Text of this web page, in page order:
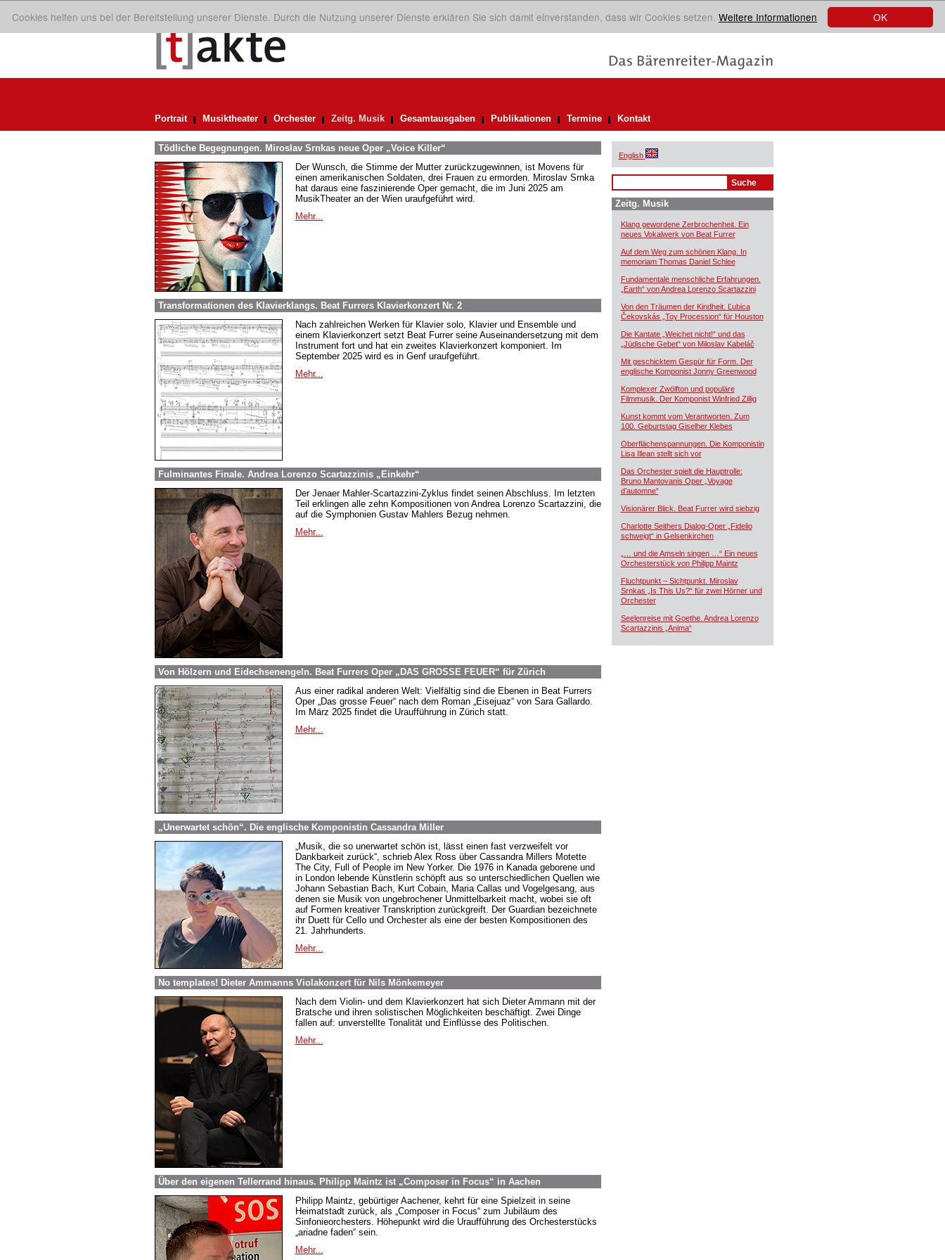
OK
Cookies helfen uns bei der Bereitstellung unserer Dienste. Durch die Nutzung unserer Dienste erklären Sie sich damit einverstanden, dass wir Cookies setzen. Weitere Informationen
Portrait Musiktheater Orchester Zeitg. Musik Gesamtausgaben Publikationen Termine Kontakt
Tödliche Begegnungen. Miroslav Srnkas neue Oper „Voice Killer“
Der Wunsch, die Stimme der Mutter zurückzugewinnen, ist Movens für
einen amerikanischen Soldaten, drei Frauen zu ermorden. Miroslav Srnka
hat daraus eine faszinierende Oper gemacht, die im Juni 2025 am
MusikTheater an der Wien uraufgeführt wird.
Mehr...
Transformationen des Klavierklangs. Beat Furrers Klavierkonzert Nr. 2
Nach zahlreichen Werken für Klavier solo, Klavier und Ensemble und
einem Klavierkonzert setzt Beat Furrer seine Auseinandersetzung mit dem
Instrument fort und hat ein zweites Klavierkonzert komponiert. Im
September 2025 wird es in Genf uraufgeführt.
Mehr...
Fulminantes Finale. Andrea Lorenzo Scartazzinis „Einkehr“
Der Jenaer Mahler-Scartazzini-Zyklus findet seinen Abschluss. Im letzten
Teil erklingen alle zehn Kompositionen von Andrea Lorenzo Scartazzini, die
auf die Symphonien Gustav Mahlers Bezug nehmen.
Mehr...
Von Hölzern und Eidechsenengeln. Beat Furrers Oper „DAS GROSSE FEUER“ für Zürich
Aus einer radikal anderen Welt: Vielfältig sind die Ebenen in Beat Furrers
Oper „Das grosse Feuer“ nach dem Roman „Eisejuaz“ von Sara Gallardo.
Im März 2025 findet die Uraufführung in Zürich statt.
Mehr...
„Unerwartet schön“. Die englische Komponistin Cassandra Miller
„Musik, die so unerwartet schön ist, lässt einen fast verzweifelt vor
Dankbarkeit zurück“, schrieb Alex Ross über Cassandra Millers Motette
The City, Full of People im New Yorker. Die 1976 in Kanada geborene und
in London lebende Künstlerin schöpft aus so unterschiedlichen Quellen wie
Johann Sebastian Bach, Kurt Cobain, Maria Callas und Vogelgesang, aus
denen sie Musik von ungebrochener Unmittelbarkeit macht, wobei sie oft
auf Formen kreativer Transkription zurückgreift. Der Guardian bezeichnete
ihr Duett für Cello und Orchester als eine der besten Kompositionen des
21. Jahrhunderts.
Mehr...
No templates! Dieter Ammanns Violakonzert für Nils Mönkemeyer
Nach dem Violin- und dem Klavierkonzert hat sich Dieter Ammann mit der
Bratsche und ihren solistischen Möglichkeiten beschäftigt. Zwei Dinge
fallen auf: unverstellte Tonalität und Einflüsse des Politischen.
Mehr...
Über den eigenen Tellerrand hinaus. Philipp Maintz ist „Composer in Focus“ in Aachen
Philipp Maintz, gebürtiger Aachener, kehrt für eine Spielzeit in seine
Heimatstadt zurück, als „Composer in Focus“ zum Jubiläum des
Sinfonieorchesters. Höhepunkt wird die Uraufführung des Orchesterstücks
„ariadne faden“ sein.
Mehr...
English
Zeitg. Musik
Klang gewordene Zerbrochenheit. Ein
neues Vokalwerk von Beat Furrer
Auf dem Weg zum schönen Klang. In
memoriam Thomas Daniel Schlee
Fundamentale menschliche Erfahrungen.
„Earth“ von Andrea Lorenzo Scartazzini
Von den Träumen der Kindheit. Ľubica
Čekovskás „Toy Procession“ für Houston
Die Kantate „Weichet nicht!“ und das
„Jüdische Gebet“ von Miloslav Kabeláč
Mit geschicktem Gespür für Form. Der
englische Komponist Jonny Greenwood
Komplexer Zwölfton und populäre
Filmmusik. Der Komponist Winfried Zillig
Kunst kommt vom Verantworten. Zum
100. Geburtstag Giselher Klebes
Oberflächenspannungen. Die Komponistin
Lisa Illean stellt sich vor
Das Orchester spielt die Hauptrolle:
Bruno Mantovanis Oper „Voyage
d’automne“
Visionärer Blick. Beat Furrer wird siebzig
Charlotte Seithers Dialog-Oper „Fidelio
schweigt“ in Gelsenkirchen
„… und die Amseln singen …“ Ein neues
Orchesterstück von Philipp Maintz
Fluchtpunkt – Sichtpunkt. Miroslav
Srnkas „Is This Us?“ für zwei Hörner und
Orchester
Seelenreise mit Goethe. Andrea Lorenzo
Scartazzinis „Anima“